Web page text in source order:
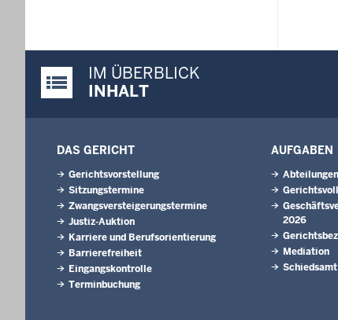
Justiz-Portal im Überblick:
IM ÜBERBLICK
INHALT
DAS GERICHT
Gerichtsvorstellung
Sitzungstermine
Zwangsversteigerungstermine
Justiz-Auktion
Karriere und Berufsorientierung
Barrierefreiheit
Eingangskontrolle
Terminbuchung
AUFGABEN
Abteilungen
2026
Mediation